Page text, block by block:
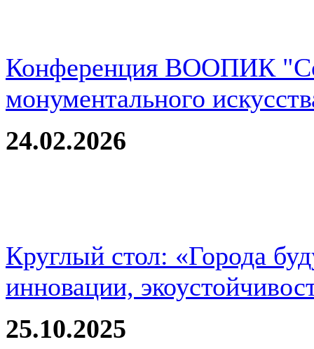
Конференция ВООПИК
монументального
24.02.2026
Круглый стол: «Города
инновации,
25.10.2025